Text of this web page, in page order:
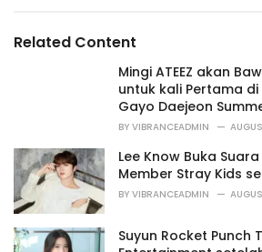
i
e
Related Content
Mingi ATEEZ akan
untuk kali Pertama di
Gayo Daejeon
BY VIBRANCEADMIN
Lee Know Buka
Member Stray Kids
BY VIBRANCEADMIN
Suyun Rocket Punch